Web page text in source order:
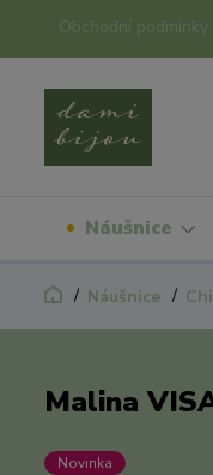
Obchodní podmínky
Náušnice
Náušnice
Malina
Novinka